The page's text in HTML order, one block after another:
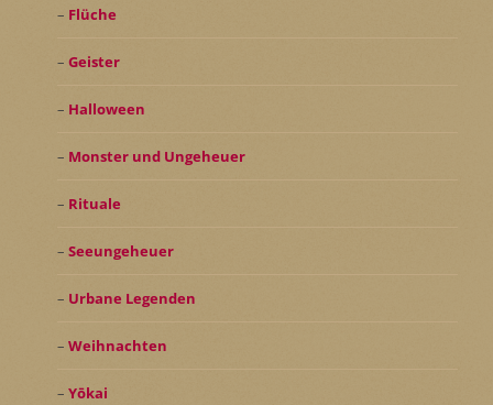
Flüche
Geister
Halloween
Monster und Ungeheuer
Rituale
Seeungeheuer
Urbane Legenden
Weihnachten
Yōkai